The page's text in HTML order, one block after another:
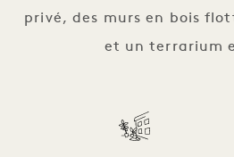
privé, des murs en bois
et un terrarium